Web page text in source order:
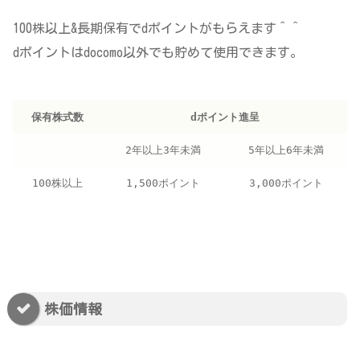
100株以上&長期保有でdポイントがもらえます＾＾
dポイントはdocomo以外でも貯めて使用できます。
保有株式数 dポイント進呈
2年以上3年未満 5年以上6年未満
100株以上 1,500ポイント 3,000ポイント
株価情報